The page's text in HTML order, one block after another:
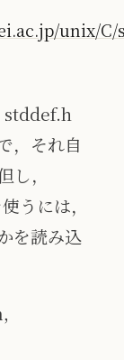
unix/C/
stddef.h
，それ自
，
うには，
を読み込